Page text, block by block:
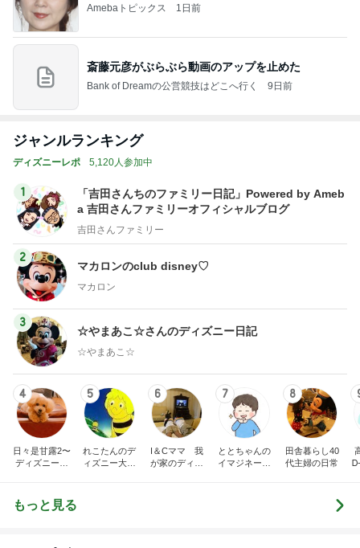
Amebaトピックス 1日前
斎藤元彦がぶらぶら動画のアップを止めた
Bank of Dreamの公営競技はどこへ行く 9日前
ジャンルランキング
ディズニーレポ 5,120人参加中
1
「吉田さんちのファミリー日記」Powered by Ameb
a 吉田さんファミリーオフィシャルブログ
吉田さんファミリー
2
マカロンのclub disney♡
マカロン
3
☆やまあこ☆さんのディズニー日記
☆やまあこ☆
4
日々是甘露2〜
ディズニー風
5
れこたんのデ
ィズニー大好
6
I＆Cママ 我
が家のディズ
7
ととちゃんの
イマジネーシ
8
田舎暮らし40
代主婦の日常
もっと見る